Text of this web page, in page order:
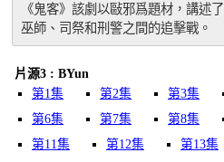
《鬼客》該劇以敺邪爲題材，講述
巫師、司祭和刑警之間的追擊戰。
片源3 : BYun
第1集
第2集 第3集
第6集
第7集 第8集
第11集
第12集 第13集